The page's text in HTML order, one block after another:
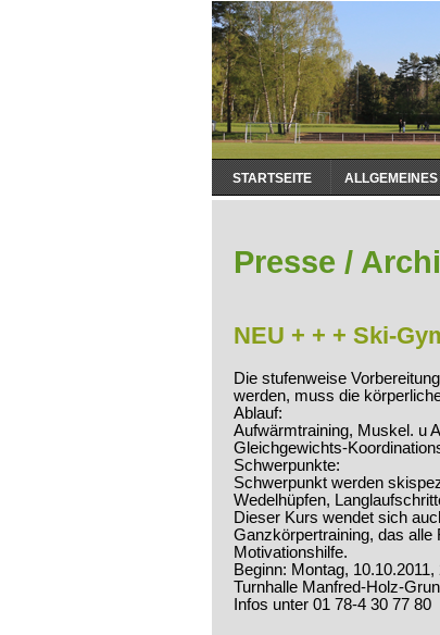
Navigation
überspringen
STARTSEITE ALLGEMEINES
Presse /
NEU + + + Ski-
Die stufenweise
werden, muss die
Ablauf:
Aufwärmtraining, Muskel. u
Gleichgewichts-
Schwerpunkte:
Schwerpunkt werden
Wedelhüpfen,
Dieser Kurs wendet sich
Ganzkörpertraining, das
Motivationshilfe.
Beginn: Montag, 10.10.2011,
Turnhalle Manfred-Holz-
Infos unter 01 78-4 30 77 80